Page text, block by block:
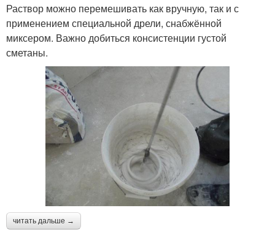
Раствор можно перемешивать как вручную, так и с
применением специальной дрели, снабжённой
миксером. Важно добиться консистенции густой
сметаны.
читать дальше →